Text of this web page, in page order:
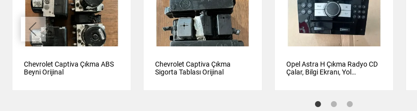
Chevrolet Captiva Çıkma ABS
Beyni Orijinal
Chevrolet Captiva Çıkma
Sigorta Tablası Orijinal
Opel Astra H Çıkma Radyo CD
Çalar, Bilgi Ekranı, Yol